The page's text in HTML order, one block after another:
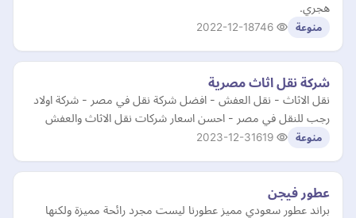
هجري.
منوعة 2022-12-18
شركة نقل اثاث مصرية
نقل الاثاث - نقل العفش - افضل شركة نقل في مصر - شركة اولاد
رجب للنقل في مصر - احسن اسعار شركات نقل الاثاث والعفش
منوعة 2023-12-31
عطور فيجن
براند عطور سعودي مميز عطورنا ليست مجرد رائحة مميزة ولكنها